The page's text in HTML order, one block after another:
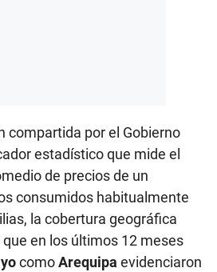
compartida por el Gobierno
estadístico que mide el
de precios de un
consumidos habitualmente
la cobertura geográfica
en los últimos 12 meses
comoArequipa evidenciaron